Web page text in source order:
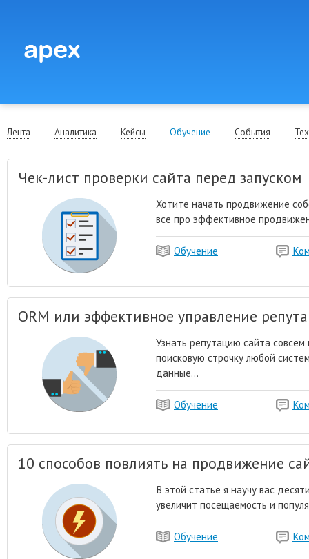
Лента Аналитика Кейсы Обучение События
Чек-лист проверки сайта перед запуском
Хотите начать продвижение
все про эффективное
Обучение
ORM или эффективное управление
Узнать репутацию сайта
поисковую строчку любой
данные...
Обучение
10 способов повлиять на продвижение
В этой статье я научу вас
увеличит посещаемость и
Обучение